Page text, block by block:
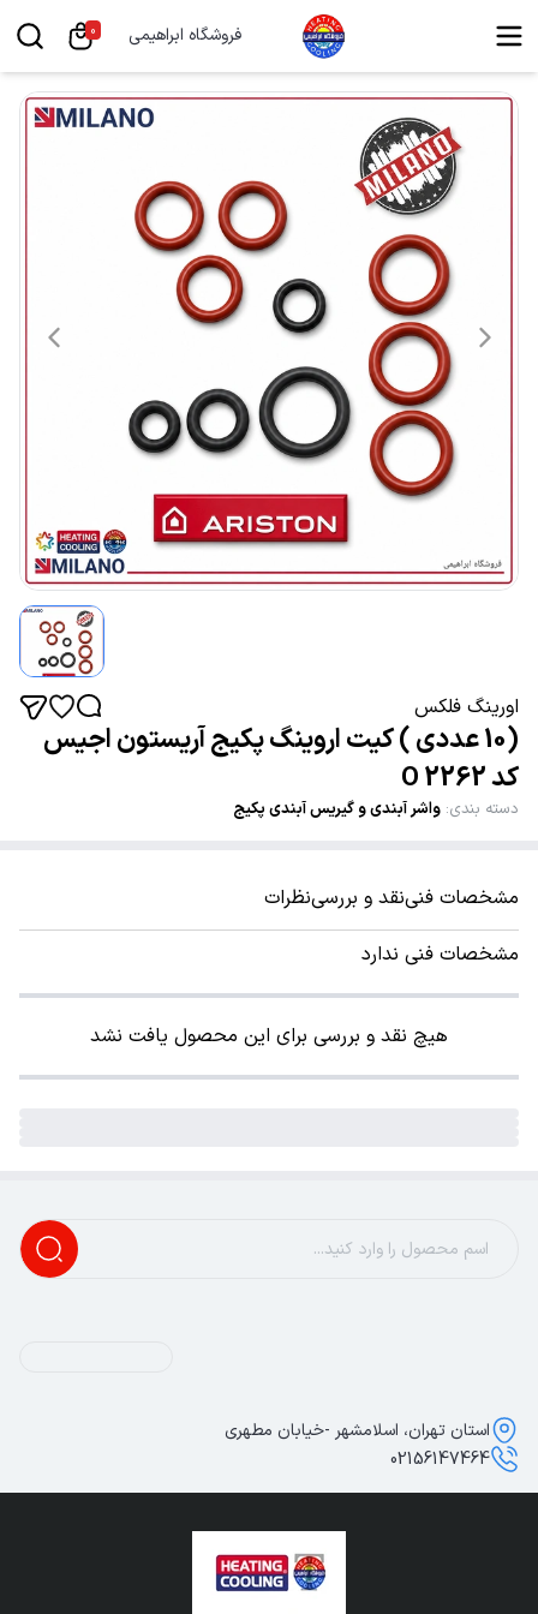
فروشگاه ابراهیمی 0
اورینگ فلکس
(10 عددی ) کیت اروینگ پکیج آریستون اجیس
کد 2262 O
دسته بندی: واشر آبندی و گیریس آبندی پکیج
مشخصات فنینقد و بررسینظرات
مشخصات فنی ندارد
هیچ نقد و بررسی برای این محصول یافت نشد
استان تهران، اسلامشهر -خیابان مطهری
02156147464